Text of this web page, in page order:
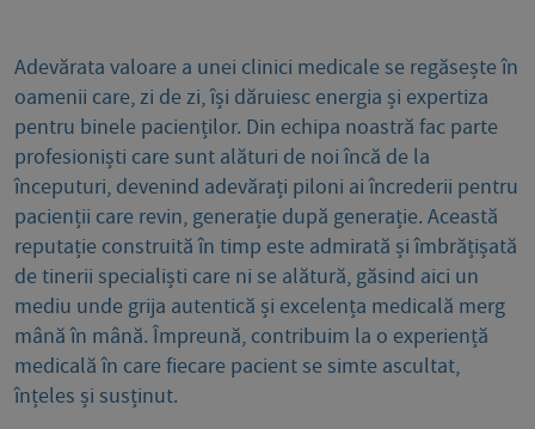
Adevărata valoare a unei clinici medicale se regăsește în
oamenii care, zi de zi, își dăruiesc energia și expertiza
pentru binele pacienților. Din echipa noastră fac parte
profesioniști care sunt alături de noi încă de la
începuturi, devenind adevărați piloni ai încrederii pentru
pacienții care revin, generație după generație. Această
reputație construită în timp este admirată și îmbrățișată
de tinerii specialiști care ni se alătură, găsind aici un
mediu unde grija autentică și excelența medicală merg
mână în mână. Împreună, contribuim la o experiență
medicală în care fiecare pacient se simte ascultat,
înțeles și susținut.